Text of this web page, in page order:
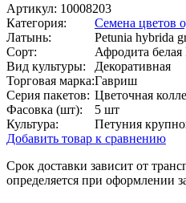
Артикул: 10008203
Категория:
Семена цветов
Латынь:
Petunia hybrida
Сорт:
Афродита белая
Вид культуры:
Декоративная
Торговая марка:Гавриш
Серия пакетов: Цветочная
Фасовка (шт):
5 шт
Культура:
Петуния
Добавить товар к сравнению
Срок доставки зависит от
определяется при оформлении